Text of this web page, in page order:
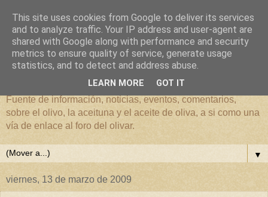
El mundo del Olivar
Fuente de información, noticias, eventos, comentarios,
sobre el olivo, la aceituna y el aceite de oliva, a si como una
vía de enlace al foro del olivar.
▼
viernes, 13 de marzo de 2009
This site uses cookies from Google to deliver its services
and to analyze traffic. Your IP address and user-agent are
shared with Google along with performance and security
metrics to ensure quality of service, generate usage
statistics, and to detect and address abuse.
LEARN MORE GOT IT